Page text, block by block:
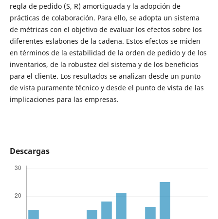
regla de pedido (S, R) amortiguada y la adopción de
prácticas de colaboración. Para ello, se adopta un sistema
de métricas con el objetivo de evaluar los efectos sobre los
diferentes eslabones de la cadena. Estos efectos se miden
en términos de la estabilidad de la orden de pedido y de los
inventarios, de la robustez del sistema y de los beneficios
para el cliente. Los resultados se analizan desde un punto
de vista puramente técnico y desde el punto de vista de las
implicaciones para las empresas.
Descargas